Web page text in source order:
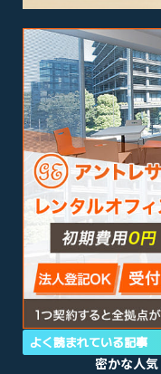
よく読まれている記事
密かな人